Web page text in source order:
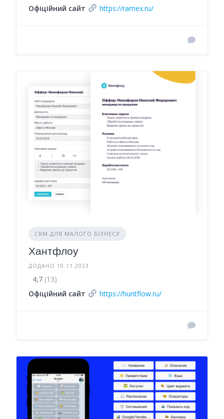
Офіційний сайт
https://ramex.ru/
CRM ДЛЯ МАЛОГО БІЗНЕСУ
Хантфлоу
ДОДАНО 10.11.2023
4,7 (13)
Офіційний сайт
https://huntflow.ru/